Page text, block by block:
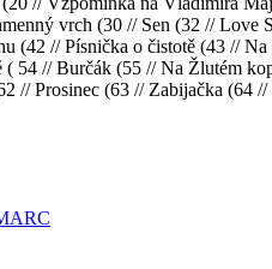
vrch (30 // Sen (32 //
// Písnička o čistotě (43 //
// Burčák (55 // Na Žlutém
// Prosinec (63 // Zabijačka (64